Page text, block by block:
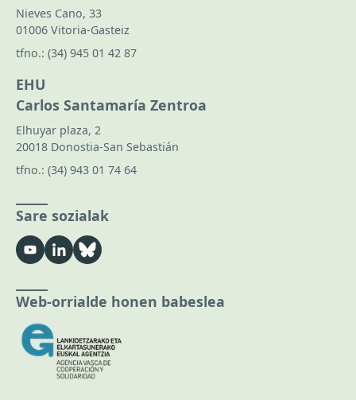
Nieves Cano, 33
01006 Vitoria-Gasteiz
tfno.: (34) 945 01 42 87
EHU
Carlos Santamaría Zentroa
Elhuyar plaza, 2
20018 Donostia-San Sebastián
tfno.: (34) 943 01 74 64
Sare sozialak
Web-orrialde honen babeslea